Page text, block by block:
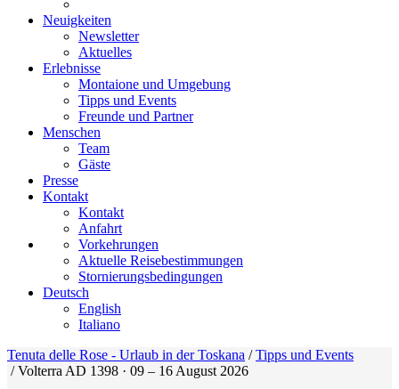
Neuigkeiten
Newsletter
Aktuelles
Erlebnisse
Montaione und Umgebung
Tipps und Events
Freunde und Partner
Menschen
Team
Gäste
Presse
Kontakt
Kontakt
Anfahrt
Vorkehrungen
Aktuelle Reisebestimmungen
Stornierungsbedingungen
Deutsch
English
Italiano
Tenuta delle Rose - Urlaub in der Toskana /Tipps und Events
/Volterra AD 1398 · 09 – 16 August 2026